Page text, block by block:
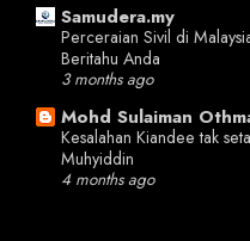
Samudera.my
Perceraian Sivil di
Beritahu Anda
3 months ago
Mohd Sulaiman
Kesalahan Kiandee tak
Muhyiddin
4 months ago